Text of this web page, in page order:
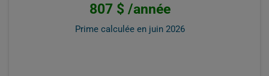
807 $ /année
Prime calculée en juin 2026